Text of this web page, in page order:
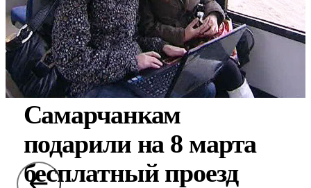
Самарчанкам
подарили на 8 марта
бесплатный проезд